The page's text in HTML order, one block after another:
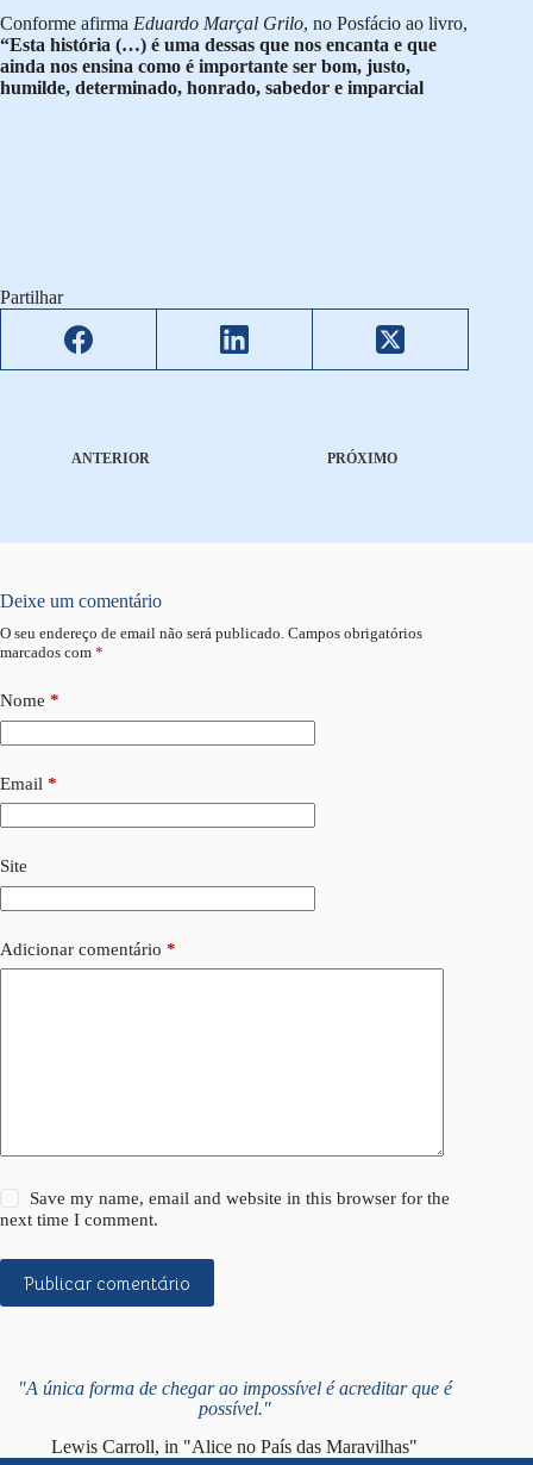
Conforme afirma Eduardo Marçal Grilo, no Posfácio ao livro,
“Esta história (…) é uma dessas que nos encanta e que
ainda nos ensina como é importante ser bom, justo,
humilde, determinado, honrado, sabedor e imparcial
Partilhar
ANTERIOR PRÓXIMO
Deixe um comentário
O seu endereço de email não será publicado. Campos obrigatórios
marcados com *
Nome *
Email *
Site
Adicionar comentário *
Save my name, email and website in this browser for the
next time I comment.
Publicar comentário
"A única forma de chegar ao impossível é acreditar que é
possível."
Lewis Carroll, in "Alice no País das Maravilhas"